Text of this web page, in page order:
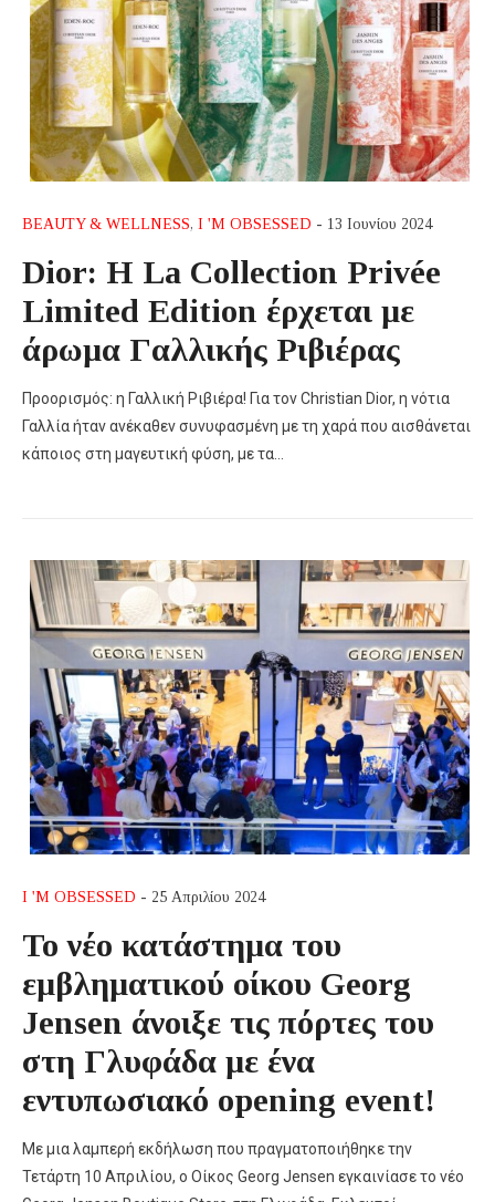
BEAUTY & WELLNESS, I 'M OBSESSED - 13 Ιουνίου 2024
Dior: H La Collection Privée
Limited Edition έρχεται με
άρωμα Γαλλικής Ριβιέρας
Προορισμός: η Γαλλική Ριβιέρα! Για τον Christian Dior, η νότια
Γαλλία ήταν ανέκαθεν συνυφασμένη με τη χαρά που αισθάνεται
κάποιος στη μαγευτική φύση, με τα…
I 'M OBSESSED - 25 Απριλίου 2024
Το νέο κατάστημα του
εμβληματικού οίκου Georg
Jensen άνοιξε τις πόρτες του
στη Γλυφάδα με ένα
εντυπωσιακό opening event!
Με μια λαμπερή εκδήλωση που πραγματοποιήθηκε την
Τετάρτη 10 Απριλίου, ο Οίκος Georg Jensen εγκαινίασε το νέο